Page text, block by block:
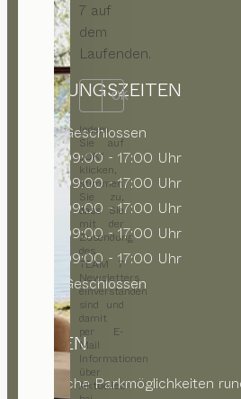
7 auf
dem
Laufenden.
OK
Indem
Sie auf
„OK“
klicken,
stimmen
Sie zu,
dass Sie
mit der
Zusendung
des
TEAM 7
Newsletters
einverstanden
sind und
damit
per E-
Mail
Informationen
über
Aktuelles
ÖFFNUNGSZEITEN
Geschlossen
09:00 - 17:00 Uhr
09:00 - 17:00 Uhr
09:00 - 17:00 Uhr
09:00 - 17:00 Uhr
09:00 - 17:00 Uhr
Geschlossen
PARKEN
Öffentliche Parkmöglichkeiten